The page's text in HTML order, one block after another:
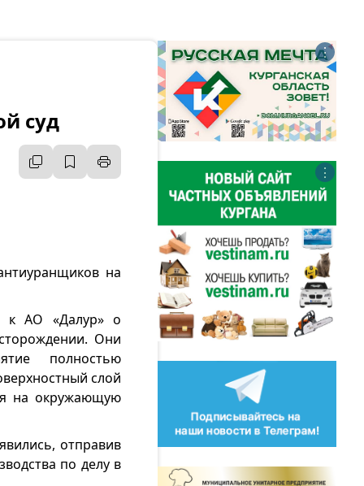
суд
на
к АО «Далур» о
Они
полностью
слой
на окружающую
отправив
по делу в
⋮
⋮